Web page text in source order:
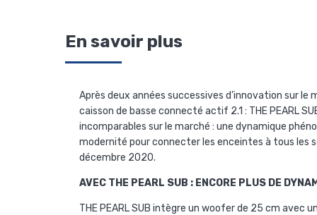
En savoir plus
Après deux années successives d’innovation sur le
caisson de basse connecté actif 2.1 : THE PEARL
incomparables sur le marché : une dynamique
modernité pour connecter les enceintes à tous les
décembre 2020.
AVEC THE PEARL SUB : ENCORE PLUS DE
THE PEARL SUB intègre un woofer de 25 cm avec